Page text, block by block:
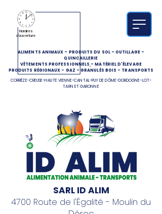
ALIMENTS ANIMAUX - PRODUITS DU SOL-OUTILLAGE-
QUINCAILLERIE
VÊTEMENTS PROFESSIONNELS -MATÉRIEL D'ÉLEVAGE
PRODUITS RÉGIONAUX - GAZ -GRANULÉS BOIS - TRANSPORTS
CORRÈZE-CREUSE-HAUTE VIENNE-CANTAL-PUY DE DÔME-DORDOGNE-LOT-
TARN ET GARONNE
Horaires
d'ouverture
SARL ID ALIM
4700 Route de l'Égalité - Moulin du